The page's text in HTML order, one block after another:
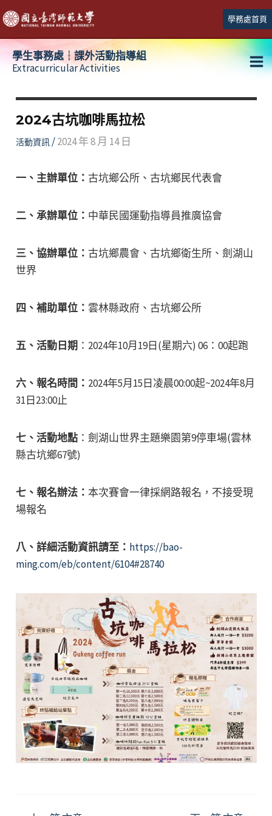
跳
至
主
學務處首頁
學生事務處┆課外活動指導組
Extracurricular Activities
2024古坑咖啡馬拉松
活動資訊/2024 年 8 月 14 日
一、主辦單位： 古坑鄉公所、古坑鄉民代表會
二、承辦單位： 中華民國運動指導員推廣協會
三、協辦單位： 古坑鄉農會、古坑鄉衛生所、劍湖山
世界
四、補助單位： 雲林縣政府、古坑鄉公所
五、活動日期：2024年10月19日(星期六) 06：00起跑
六、報名時間： 2024年5月15日凌晨00:00起~2024年8月
31日23:00止
七、活動地點：劍湖山世界主題樂園第9停車場(雲林
縣古坑鄉67號)
七、報名辦法： 本次賽會一律採網路報名，不接受現
場報名
八、詳細活動資訊請至： https://bao-
ming.com/eb/content/6104#28740